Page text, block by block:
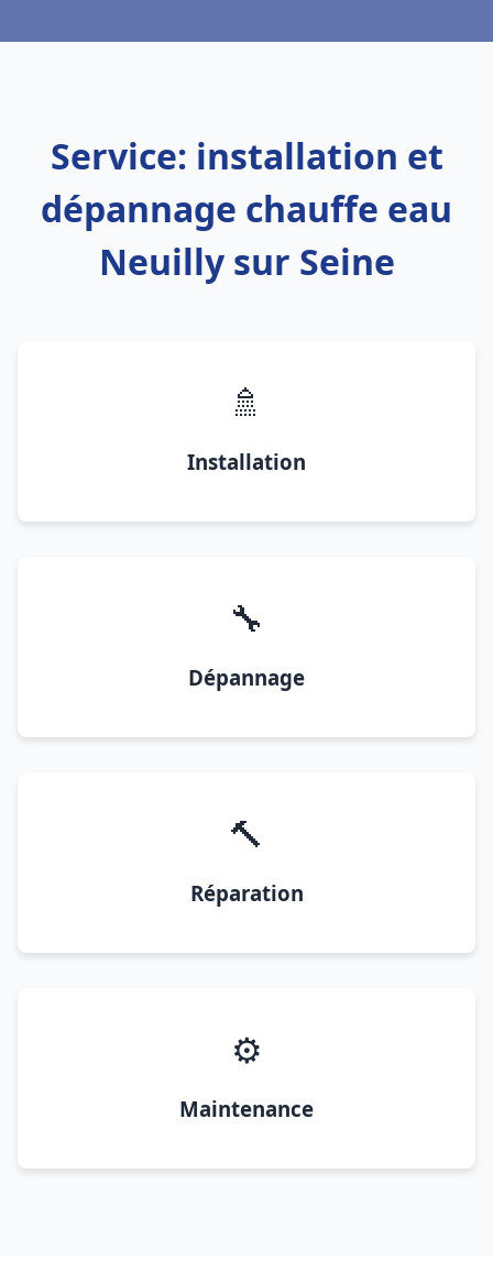
Service: installation et
dépannage chauffe eau
Neuilly sur Seine
🚿
Installation
🔧
Dépannage
🔨
Réparation
⚙️
Maintenance